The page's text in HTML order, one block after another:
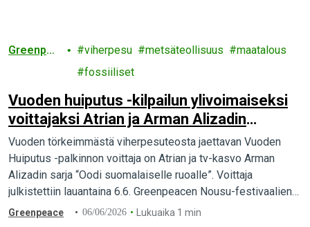
Greenpea
viherpesu metsäteollisuus
maatalous
fossiiliset
Vuoden huiputus -kilpailun ylivoimaiseksi
voittajaksi Atrian ja Arman Alizadin
lihantuotantoa markkinoiva sarja “Oodi
suomalaiselle ruoalle”
Vuoden törkeimmästä viherpesuteosta jaettavan Vuoden
Huiputus -palkinnon voittaja on Atrian ja tv-kasvo Arman
Alizadin sarja “Oodi suomalaiselle ruoalle”. Voittaja
julkistettiin lauantaina 6.6. Greenpeacen Nousu-festivaalien
yhteydessä Helsingin Tekstin talolla. Greenpeacen
Greenpeace 06/06/2026 Lukuaika 1 min